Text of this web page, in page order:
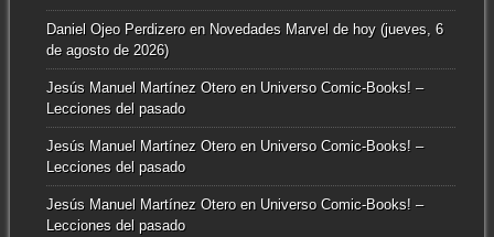
Daniel Ojeo Perdizeroen Novedades Marvel de hoy (jueves, 6
de agosto de 2026)
Jesús Manuel Martínez Oteroen Universo Comic-Books! –
Lecciones del pasado
Jesús Manuel Martínez Oteroen Universo Comic-Books! –
Lecciones del pasado
Jesús Manuel Martínez Oteroen Universo Comic-Books! –
Lecciones del pasado